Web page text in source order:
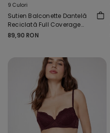
9 Culori
Sutien Balconette Dantelă
Reciclată Full Coverage
Prague
89,90 RON